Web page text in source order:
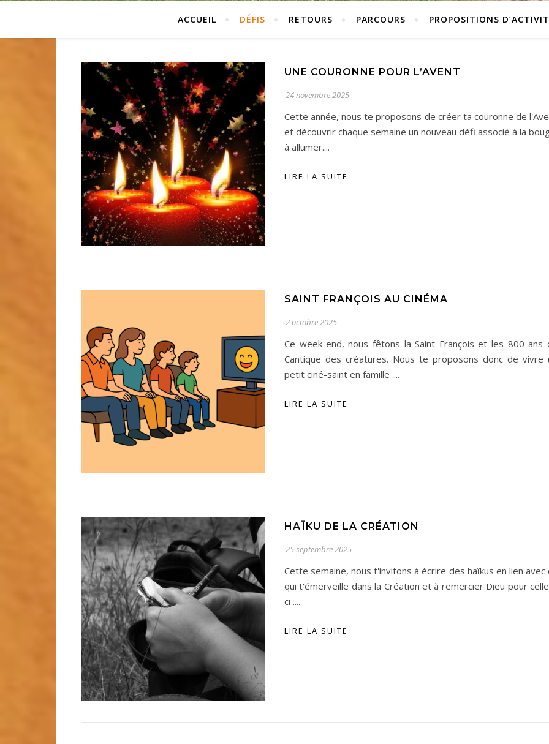
ACCUEIL DÉFIS RETOURS PARCOURS PROPOSITIONS
UNE COURONNE POUR L’AVENT
24 novembre 2025
Cette année, nous te proposons de créer ta couronne de
et découvrir chaque semaine un nouveau défi associé à la
à allumer....
LIRE LA SUITE
SAINT FRANÇOIS AU CINÉMA
2 octobre 2025
Ce week-end, nous fêtons la Saint François et les 800 ans
Cantique des créatures. Nous te proposons donc de vivre
petit ciné-saint en famille ....
LIRE LA SUITE
HAÏKU DE LA CRÉATION
25 septembre 2025
Cette semaine, nous t'invitons à écrire des haïkus en lien avec
qui t'émerveille dans la Création et à remercier Dieu pour
ci ....
LIRE LA SUITE